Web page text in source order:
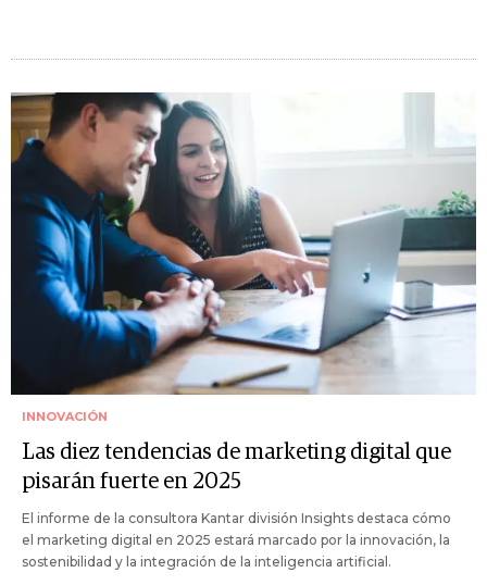
INNOVACIÓN
Las diez tendencias de marketing digital que
pisarán fuerte en 2025
El informe de la consultora Kantar división Insights destaca cómo
el marketing digital en 2025 estará marcado por la innovación, la
sostenibilidad y la integración de la inteligencia artificial.